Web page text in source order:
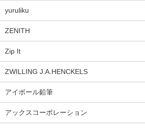
yuruliku
ZENITH
Zip It
ZWILLING J.A.HENCKELS
アイボール鉛筆
アックスコーポレーション